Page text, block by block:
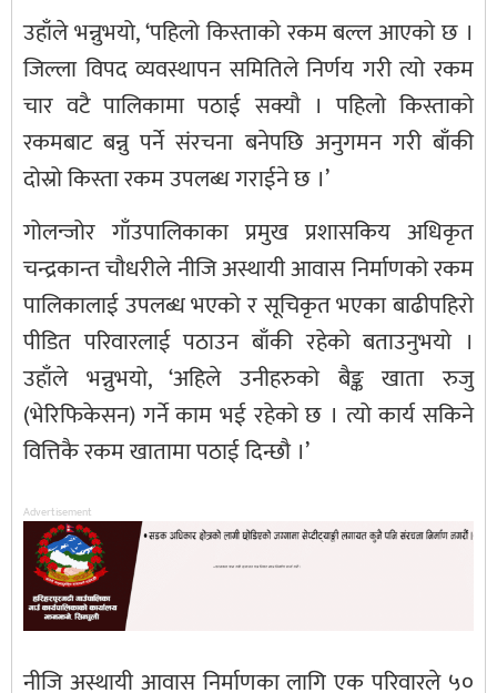
उहाँले भन्नुभयो, ‘पहिलो किस्ताको रकम बल्ल आएको छ ।
जिल्ला विपद व्यवस्थापन समितिले निर्णय गरी त्यो रकम
चार वटै पालिकामा पठाई सक्यौ । पहिलो किस्ताको
रकमबाट बन्नु पर्ने संरचना बनेपछि अनुगमन गरी बाँकी
दोस्रो किस्ता रकम उपलब्ध गराईने छ ।’
गोलन्जोर गाँउपालिकाका प्रमुख प्रशासकिय अधिकृत
चन्द्रकान्त चौधरीले नीजि अस्थायी आवास निर्माणको रकम
पालिकालाई उपलब्ध भएको र सूचिकृत भएका बाढीपहिरो
पीडित परिवारलाई पठाउन बाँकी रहेको बताउनुभयो ।
उहाँले भन्नुभयो, ‘अहिले उनीहरुको बैङ्क खाता रुजु
(भेरिफिकेसन) गर्ने काम भई रहेको छ । त्यो कार्य सकिने
वित्तिकै रकम खातामा पठाई दिन्छौ ।’
Advertisement
नीजि अस्थायी आवास निर्माणका लागि एक परिवारले ५०